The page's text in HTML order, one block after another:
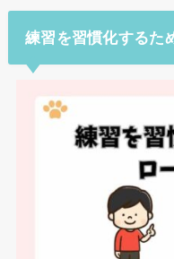
練習を習慣化するた